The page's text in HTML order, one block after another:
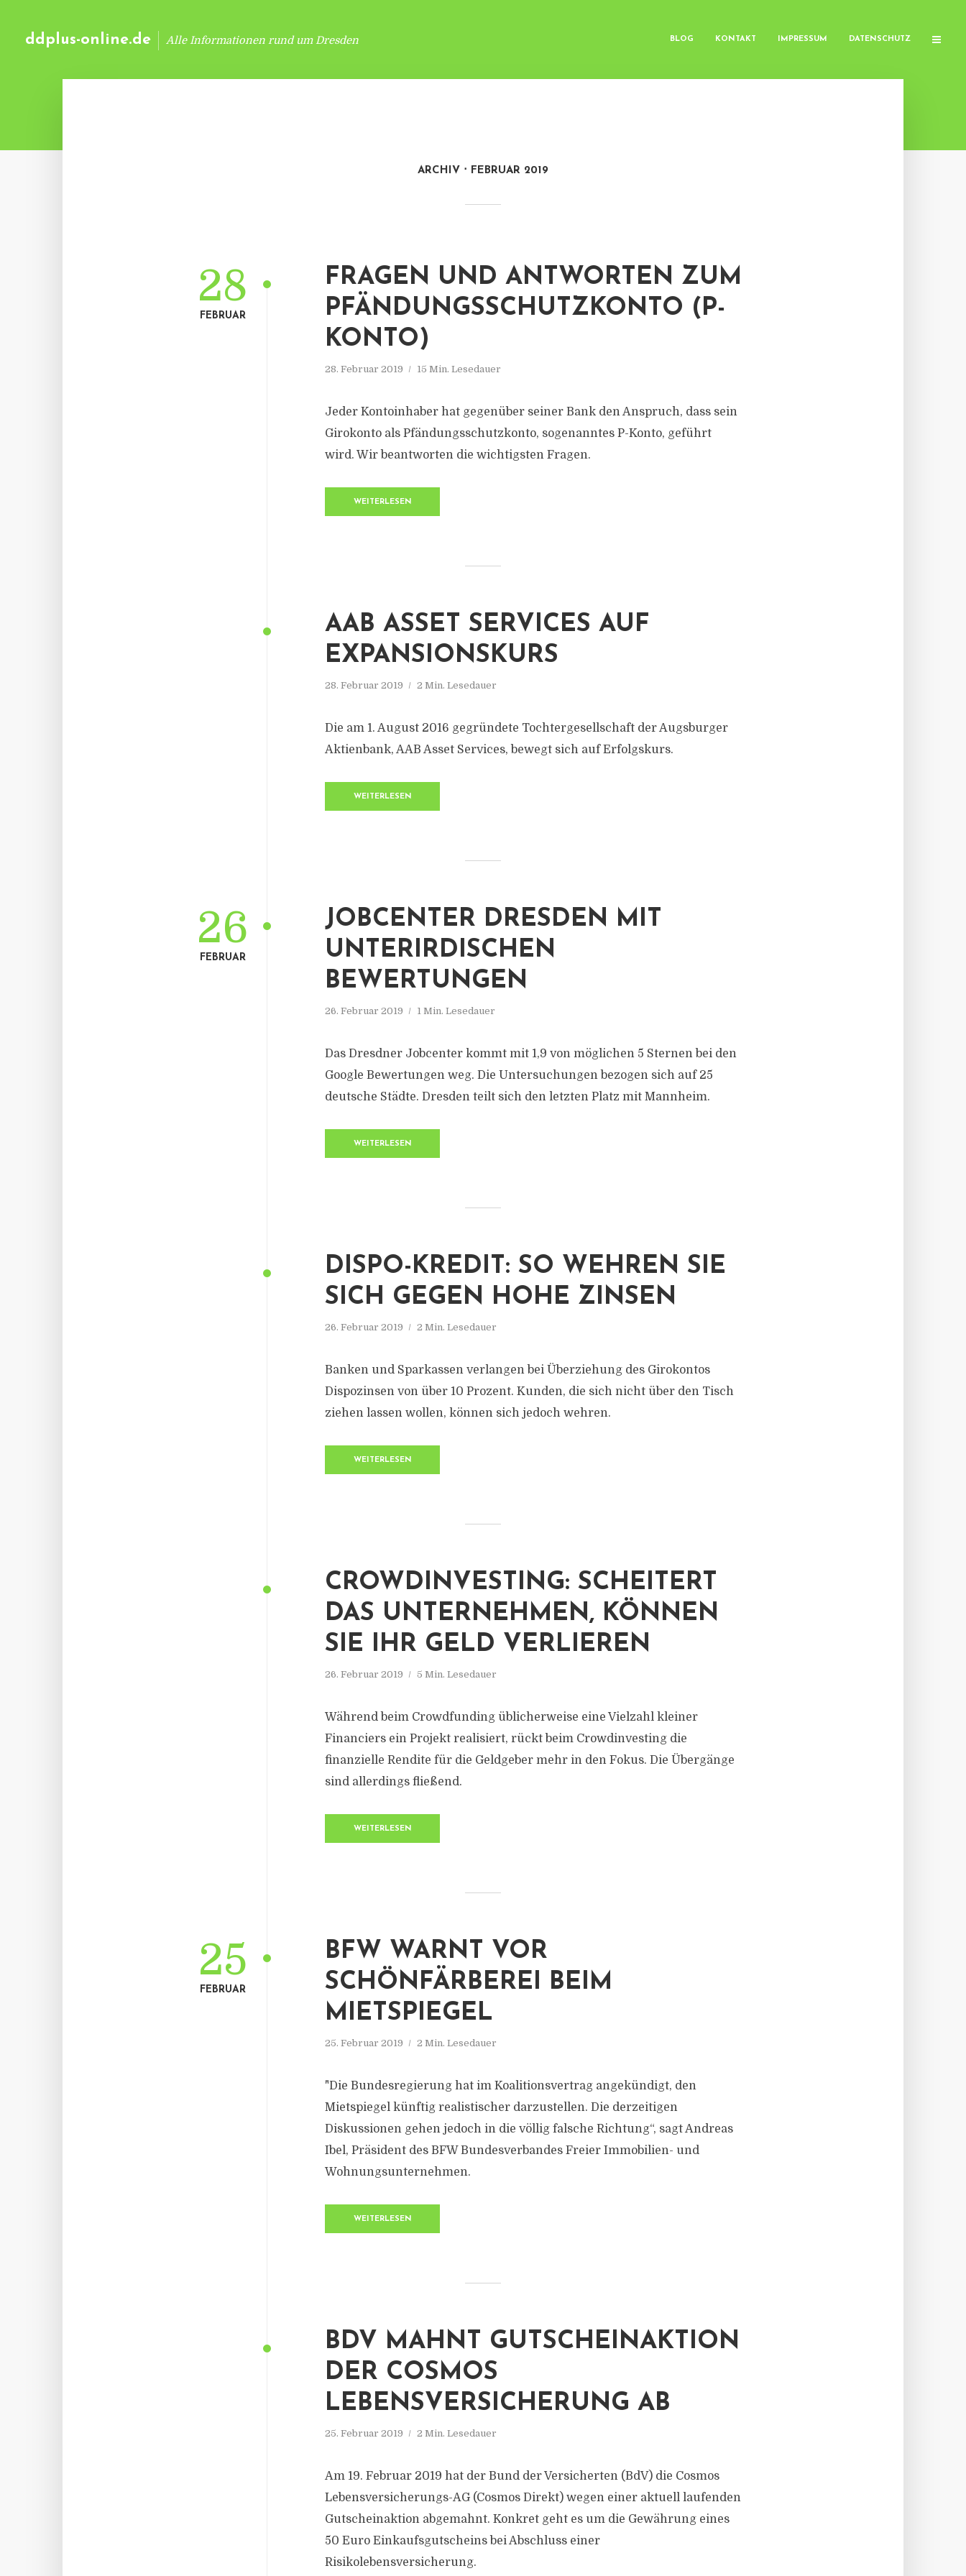
ddplus-online.de Alle Informationen rund um Dresden BLOG KONTAKT IMPRESSUM DATENSCHUTZ
ARCHIV FEBRUAR 2019
FRAGEN UND ANTWORTEN ZUM
PFÄNDUNGSSCHUTZKONTO (P-
KONTO)
28. Februar 2019 15 Min. Lesedauer
28
FEBRUAR
Jeder Kontoinhaber hat gegenüber seiner Bank den Anspruch, dass sein
Girokonto als Pfändungsschutzkonto, sogenanntes P-Konto, geführt
wird. Wir beantworten die wichtigsten Fragen.
WEITERLESEN
AAB ASSET SERVICES AUF
EXPANSIONSKURS
28. Februar 2019 2 Min. Lesedauer
Die am 1. August 2016 gegründete Tochtergesellschaft der Augsburger
Aktienbank, AAB Asset Services, bewegt sich auf Erfolgskurs.
WEITERLESEN
JOBCENTER DRESDEN MIT
UNTERIRDISCHEN
BEWERTUNGEN
26. Februar 2019 1 Min. Lesedauer
26
FEBRUAR
Das Dresdner Jobcenter kommt mit 1,9 von möglichen 5 Sternen bei den
Google Bewertungen weg. Die Untersuchungen bezogen sich auf 25
deutsche Städte. Dresden teilt sich den letzten Platz mit Mannheim.
WEITERLESEN
DISPO-KREDIT: SO WEHREN SIE
SICH GEGEN HOHE ZINSEN
26. Februar 2019 2 Min. Lesedauer
Banken und Sparkassen verlangen bei Überziehung des Girokontos
Dispozinsen von über 10 Prozent. Kunden, die sich nicht über den Tisch
ziehen lassen wollen, können sich jedoch wehren.
WEITERLESEN
CROWDINVESTING: SCHEITERT
DAS UNTERNEHMEN, KÖNNEN
SIE IHR GELD VERLIEREN
26. Februar 2019 5 Min. Lesedauer
Während beim Crowdfunding üblicherweise eine Vielzahl kleiner
Financiers ein Projekt realisiert, rückt beim Crowdinvesting die
finanzielle Rendite für die Geldgeber mehr in den Fokus. Die Übergänge
sind allerdings fließend.
WEITERLESEN
BFW WARNT VOR
SCHÖNFÄRBEREI BEIM
MIETSPIEGEL
25. Februar 2019 2 Min. Lesedauer
25
FEBRUAR
"Die Bundesregierung hat im Koalitionsvertrag angekündigt, den
Mietspiegel künftig realistischer darzustellen. Die derzeitigen
Diskussionen gehen jedoch in die völlig falsche Richtung“, sagt Andreas
Ibel, Präsident des BFW Bundesverbandes Freier Immobilien- und
Wohnungsunternehmen.
WEITERLESEN
BDV MAHNT GUTSCHEINAKTION
DER COSMOS
LEBENSVERSICHERUNG AB
25. Februar 2019 2 Min. Lesedauer
Am 19. Februar 2019 hat der Bund der Versicherten (BdV) die Cosmos
Lebensversicherungs-AG (Cosmos Direkt) wegen einer aktuell laufenden
Gutscheinaktion abgemahnt. Konkret geht es um die Gewährung eines
50 Euro Einkaufsgutscheins bei Abschluss einer
Risikolebensversicherung.